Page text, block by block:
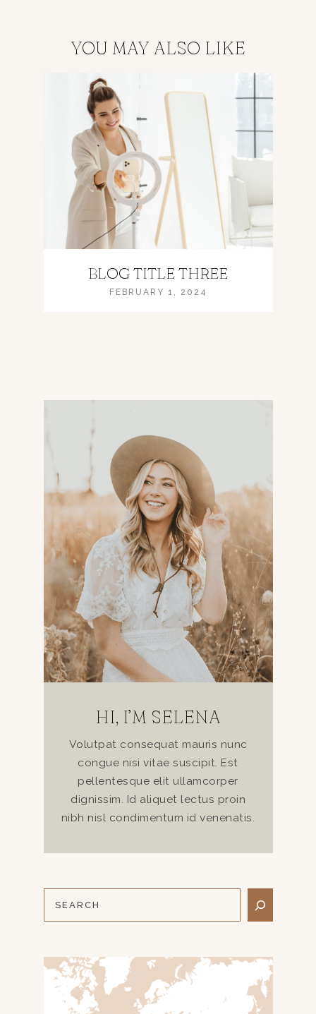
YOU MAY ALSO LIKE
BLOG TITLE THREE
FEBRUARY 1, 2024
HI, I’M SELENA
Volutpat consequat mauris nunc
congue nisi vitae suscipit. Est
pellentesque elit ullamcorper
dignissim. Id aliquet lectus proin
nibh nisl condimentum id venenatis.